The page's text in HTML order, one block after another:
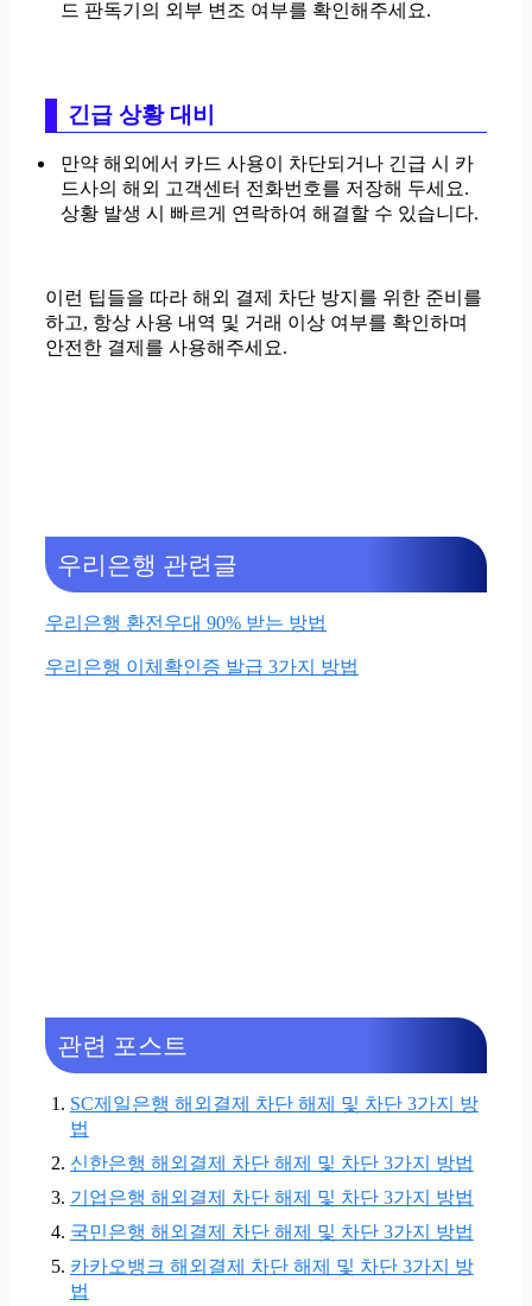
드 판독기의 외부 변조 여부를 확인해주세요.
긴급 상황 대비
만약 해외에서 카드 사용이 차단되거나 긴급 시 카
드사의 해외 고객센터 전화번호를 저장해 두세요.
상황 발생 시 빠르게 연락하여 해결할 수 있습니다.
이런 팁들을 따라 해외 결제 차단 방지를 위한 준비를
하고, 항상 사용 내역 및 거래 이상 여부를 확인하며
안전한 결제를 사용해주세요.
우리은행 관련글
우리은행 환전우대 90% 받는 방법
우리은행 이체확인증 발급 3가지 방법
관련 포스트
SC제일은행 해외결제 차단 해제 및 차단 3가지 방
법
신한은행 해외결제 차단 해제 및 차단 3가지 방법
기업은행 해외결제 차단 해제 및 차단 3가지 방법
국민은행 해외결제 차단 해제 및 차단 3가지 방법
카카오뱅크 해외결제 차단 해제 및 차단 3가지 방
법